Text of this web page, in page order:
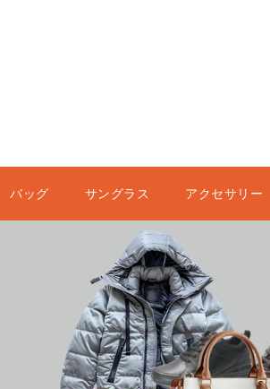
バッグ サングラス アクセサリー